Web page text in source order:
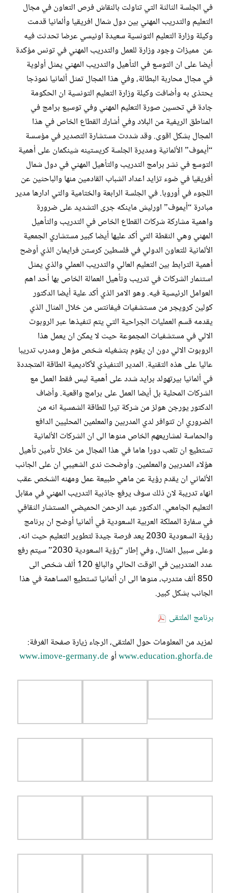
في الجلسة الثالثة التي تناولت بالنقاش فرص التعاون في مجال
التعليم والتدريب المهني بين دول شمال افريقيا وألمانيا قدمت
وكيلة وزارة التعليم التونسية سعيدة اونيسي عرضا تحدثت فيه
عن مميزات وجود وزارة للعمل والتدريب المهني في تونس مؤكدة
أيضا على ان التوسع في التأهيل والتدريب المهني يمثل أولوية
في مجال محاربة البطالة، وفي هذا المجال تمثل ألمانيا نموذجا
يحتذى به وأضافت وكيلة وزارة التعليم التونسية ان الحكومة
جادة في تحسين صورة التعليم المهني وفي توسيع برامج في
المناطق الريفية من البلاد وفي أشارك القطاع الخاص في هذا
المجال بشكل اقوى. وقد شددت مستشارة التصدير في مؤسسة
“أيموف” الألمانية ومديرة الجلسة كريستينه شينكمان على أهمية
التوسع في نشر برامج التدريب والتأهيل المهني في دول شمال
أفريقيا في ضوء تزايد اعداد الشباب القادمين منها والباحثين عن
اللجوء في أوروبا. في الجلسة الرابعة والختامية والتي ادارها مدير
مبادرة “أيموف” اورليش ماينكه جرى التشديد على ضرورة
واهمية مشاركة شركات القطاع الخاص في التدريب والتأهيل
المهني وهي النقطة التي أكد عليها أيضا كبير مستشاري الجمعية
الألمانية للتعاون الدولي في فلسطين كرستن فرايمان الذي أوضح
أهمية الترابط بين التعليم العالي والتدريب العملي والذي يمثل
استثمار الشركات في تدريب وتأهيل العمالة الخاص بها أحد اهم
العوامل الرئيسية فيه. وهو الامر الذي أكد علية أيضا الدكتور
كولين كرويجر من مستشفيات فيفانتس من خلال المثال الذي
يقدمه قسم العمليات الجراحية التي يتم تنفيذها عبر الروبوت
الالي في مستشفيات المجموعة حيث لا يمكن ان يعمل هذا
الروبوت الالي دون ان يقوم بتشغيله شخص مؤهل ومدرب تدريبا
عاليا على هذه التقنية. المدير التنفيذي لأكاديمية الطاقة المتجددة
في ألمانيا بيرتهولد برايد شدد على أهمية ليس فقط العمل مع
الشركات المحلية بل أيضا العمل على برامج واقعية. وأضاف
الدكتور يورجن هولز من شركة تيرا للطاقة الشمسية انه من
الضروري ان تتوافر لدي المدربين والمعلمين المحليين الدافع
والحماسة لمشاريعهم الخاص منوها الى ان الشركات الألمانية
تستطيع ان تلعب دورا هاما في هذا المجال من خلال تأمين تأهيل
هؤلاء المدربين والمعلمين. وأوضحت ندى الشعيبي ان على الجانب
الألماني ان يقدم رؤية عن ماهي طبيعة عمل ومهنه الشخص عقب
انهاء تدريبة لان ذلك سوف يرفع جاذبية التدريب المهني في مقابل
التعليم الجامعي. الدكتور عبد الرحمن الحميضي المستشار الثقافي
في سفارة المملكة العربية السعودية في ألمانيا أوضح ان برنامج
رؤية السعودية 2030 يعد فرصة جيدة لتطوير التعليم حيث انه،
وعلى سبيل المثال، وفي إطار “رؤية السعودية 2030” سيتم رفع
عدد المتدربين في الوقت الحالي والبالغ 120 ألف شخص الى
850 ألف متدرب، منوها الى ان ألمانيا تستطيع المساهمة في هذا
الجانب بشكل كبير.
برنامج الملتقى
لمزيد من المعلومات حول الملتقى، الرجاء زيارة صفحة الغرفة:
www.education.ghorfa.deأوwww.imove-germany.de